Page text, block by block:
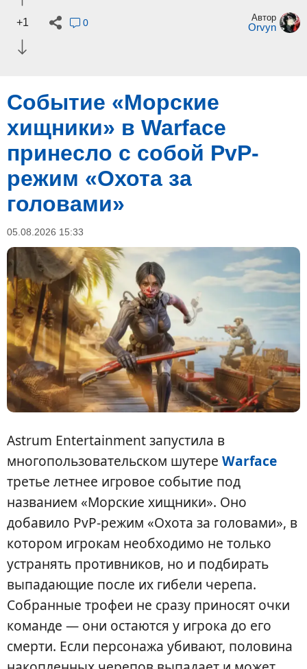
+1 0 Автор
Orvyn
Событие «Морские
хищники» в Warface
принесло с собой PvP-
режим «Охота за
головами»
05.08.2026 15:33
Astrum Entertainment запустила в
многопользовательском шутере Warface
третье летнее игровое событие под
названием «Морские хищники». Оно
добавило PvP-режим «Охота за головами», в
котором игрокам необходимо не только
устранять противников, но и подбирать
выпадающие после их гибели черепа.
Собранные трофеи не сразу приносят очки
команде — они остаются у игрока до его
смерти. Если персонажа убивают, половина